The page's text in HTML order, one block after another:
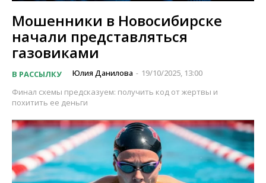
Мошенники в Новосибирске
начали представляться
газовиками
В РАССЫЛКУ Юлия Данилова - 19/10/2025, 13:00
Финал схемы предсказуем: получить код от жертвы и
похитить ее деньги